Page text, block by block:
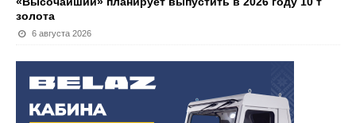
золота
6 августа 2026